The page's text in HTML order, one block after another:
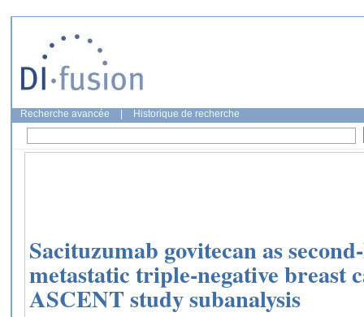
Recherche avancée Historique de recherche
Sacituzumab govitecan as
metastatic triple-negative breast
ASCENT study subanalysis